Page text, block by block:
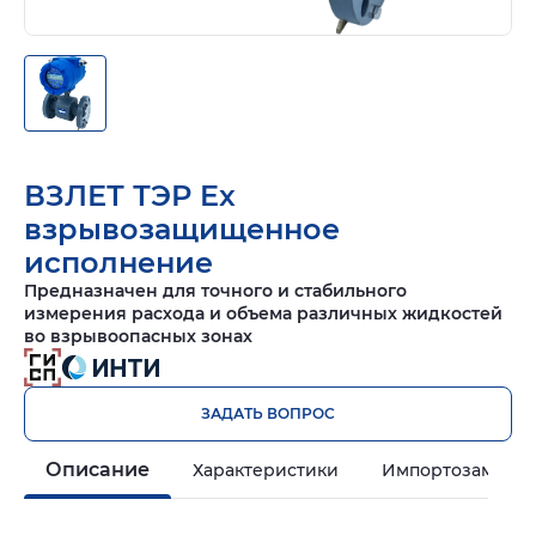
ВЗЛЕТ ТЭР Ex
взрывозащищенное
исполнение
Предназначен для точного и стабильного
измерения расхода и объема различных жидкостей
во взрывоопасных зонах
ЗАДАТЬ ВОПРОС
Описание Характеристики